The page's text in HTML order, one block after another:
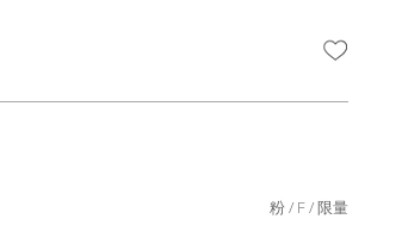
粉 F 限量